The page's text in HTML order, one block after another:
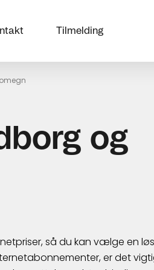
Tilmelding
og
så du kan vælge en
er det